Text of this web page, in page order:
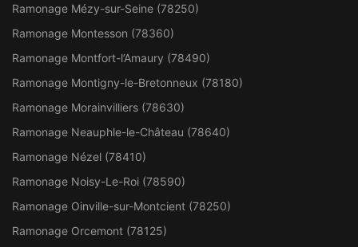
Ramonage Mézy-sur-Seine (78250)
Ramonage Montesson (78360)
Ramonage Montfort-l’Amaury (78490)
Ramonage Montigny-le-Bretonneux (78180)
Ramonage Morainvilliers (78630)
Ramonage Neauphle-le-Château (78640)
Ramonage Nézel (78410)
Ramonage Noisy-Le-Roi (78590)
Ramonage Oinville-sur-Montcient (78250)
Ramonage Orcemont (78125)